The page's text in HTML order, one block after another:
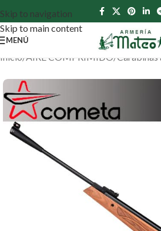
Skip to navigation
Skip to main content
MENÚ
Inicio/AIRE COMPRIMIDO/ Carabinas